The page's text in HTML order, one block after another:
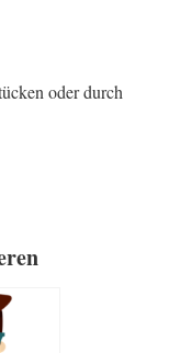
oder durch